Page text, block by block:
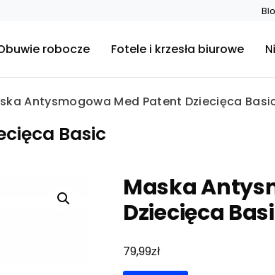
robocze Fotele i krzesła biurowe
Antysmogowa Med Patent Dziecięca
Basic
Maska
Dziecięca
79,99zł